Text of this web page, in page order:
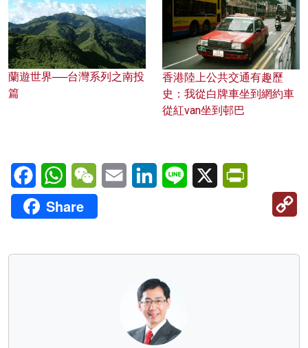
蘭遊世界──台灣系列之南投
篇
香港陸上公共交通有趣歷
史：我從白牌車坐到網約車
從紅van坐到邨巴
FacebookWhatsAppWeChatEmail LinkedInLine X
Share